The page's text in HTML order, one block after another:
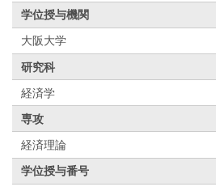
学位授与機関
大阪大学
研究科
経済学
専攻
経済理論
学位授与番号